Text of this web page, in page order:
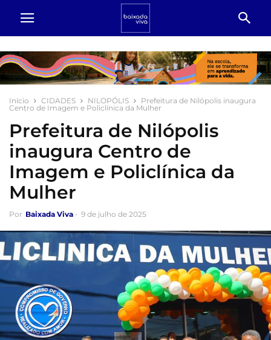
Início CIDADES NILOPÓLIS
Prefeitura de Nilópolis inaugura
Centro de Imagem e Policlínica da Mulher
Prefeitura de Nilópolis
inaugura Centro de
Imagem e Policlínica da
Mulher
Por Baixada Viva - 9 de julho de 2025